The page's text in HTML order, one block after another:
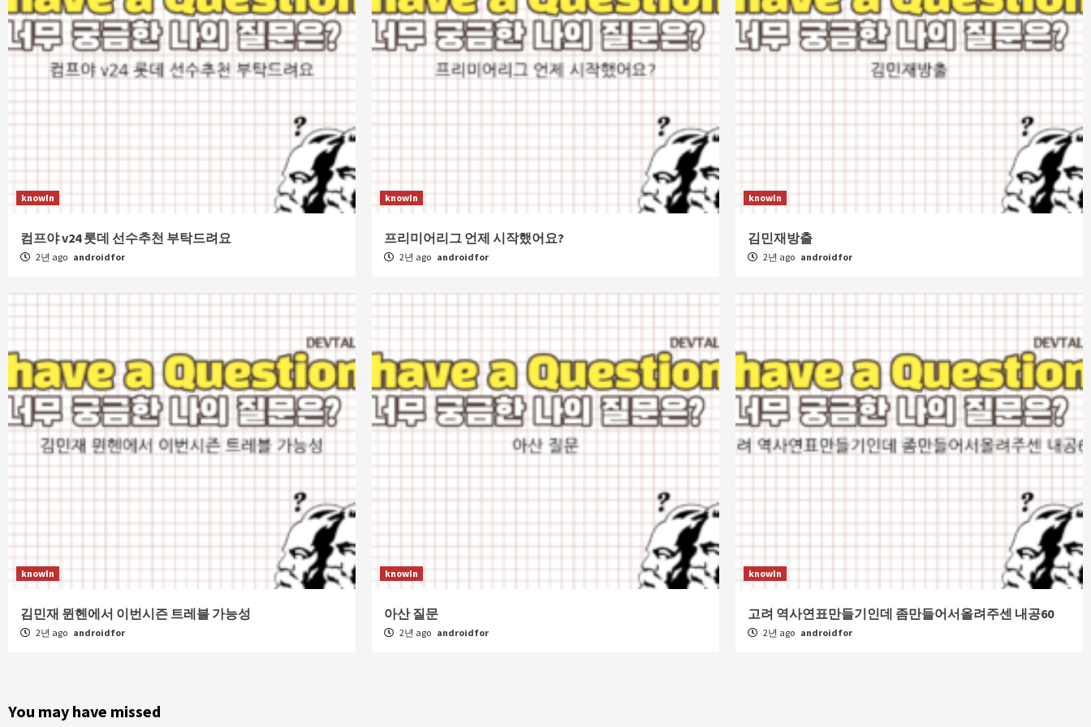
knowIn
컴프야 v24 롯데 선수추천 부탁드려요
2년 ago androidfor
knowIn
프리미어리그 언제 시작했어요?
2년 ago androidfor
knowIn
김민재방출
2년 ago androidfor
knowIn
김민재 뮌헨에서 이번시즌 트레블 가능성
2년 ago androidfor
knowIn
아산 질문
2년 ago androidfor
knowIn
고려 역사연표만들기인데 좀만들어서올려주센 내공60
2년 ago androidfor
You may have missed